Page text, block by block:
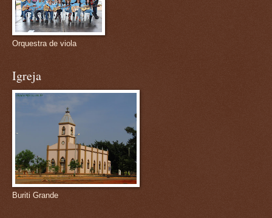
Orquestra de viola
Igreja
Buriti Grande